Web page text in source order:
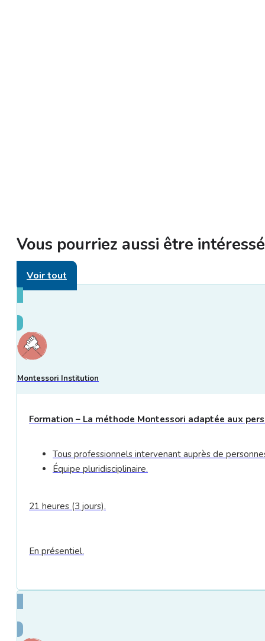
Vous pourriez aussi être
Voir tout
Montessori Institution
Formation – La méthode Montessori adaptée aux
Tous professionnels intervenant auprès de
Équipe pluridisciplinaire.
21 heures (3 jours).
En présentiel.